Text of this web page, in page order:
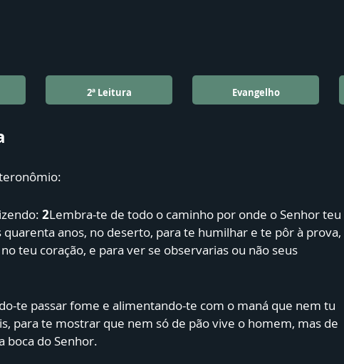
2ª Leitura Evangelho
2Lembra-te de todo o caminho por onde o Senhor teu
quarenta anos, no deserto, para te humilhar e te pôr à prova,
teu coração, e para ver se observarias ou não seus
te passar fome e alimentando-te com o maná que nem tu
para te mostrar que nem só de pão vive o homem, mas de
boca do Senhor.